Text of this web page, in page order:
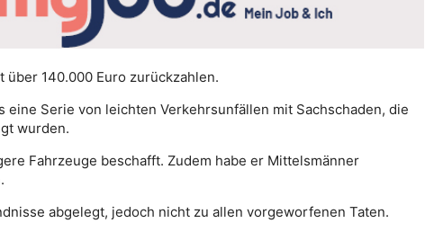
über 140.000 Euro zurückzahlen.
eine Serie von leichten Verkehrsunfällen mit Sachschaden, die
wurden.
Fahrzeuge beschafft. Zudem habe er Mittelsmänner
abgelegt, jedoch nicht zu allen vorgeworfenen Taten.